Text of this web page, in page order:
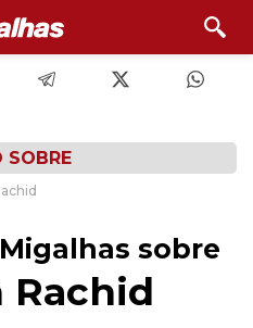
SOBRE
sobre
Rachid